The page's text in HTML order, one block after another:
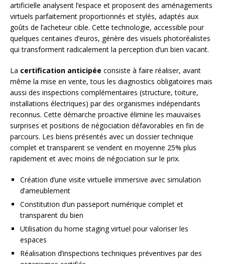
artificielle analysent l’espace et proposent des aménagements
virtuels parfaitement proportionnés et stylés, adaptés aux
goûts de l’acheteur cible. Cette technologie, accessible pour
quelques centaines d’euros, génère des visuels photoréalistes
qui transforment radicalement la perception d’un bien vacant.
La certification anticipée consiste à faire réaliser, avant
même la mise en vente, tous les diagnostics obligatoires mais
aussi des inspections complémentaires (structure, toiture,
installations électriques) par des organismes indépendants
reconnus. Cette démarche proactive élimine les mauvaises
surprises et positions de négociation défavorables en fin de
parcours. Les biens présentés avec un dossier technique
complet et transparent se vendent en moyenne 25% plus
rapidement et avec moins de négociation sur le prix.
Création d’une visite virtuelle immersive avec simulation
d’ameublement
Constitution d’un passeport numérique complet et
transparent du bien
Utilisation du home staging virtuel pour valoriser les
espaces
Réalisation d’inspections techniques préventives par des